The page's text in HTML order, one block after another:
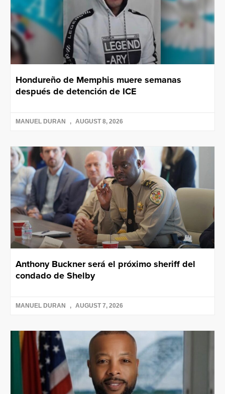
Hondureño de Memphis muere semanas
después de detención de ICE
MANUEL DURAN AUGUST 8, 2026
Anthony Buckner será el próximo sheriff del
condado de Shelby
MANUEL DURAN AUGUST 7, 2026